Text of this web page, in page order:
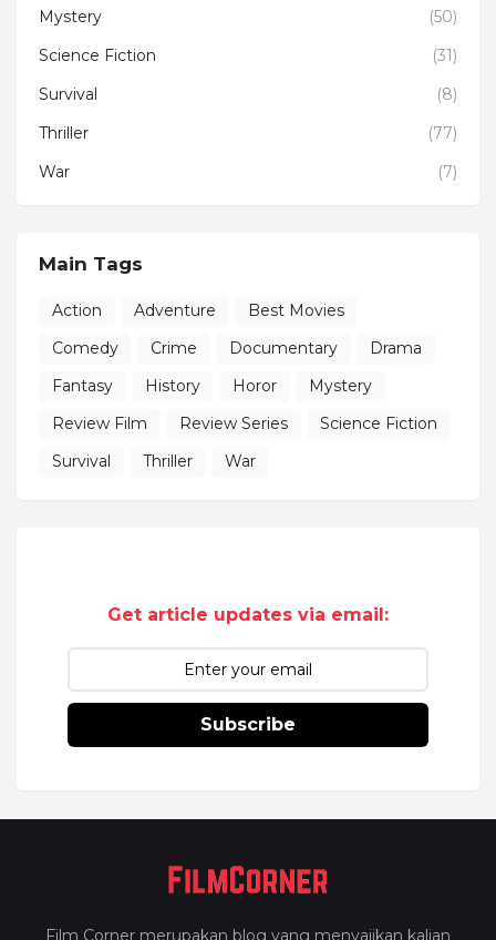
Mystery
(50)
Science Fiction
(31)
Survival
(8)
Thriller
(77)
War
(7)
Main Tags
Action Adventure
Best Movies
Comedy
Crime Documentary
Drama
Fantasy
History Horor
Mystery
Review Film
Review Series
Science Fiction
Survival
Thriller War
Get article updates via email:
Subscribe
Film Corner merupakan blog yang menyajikan kalian